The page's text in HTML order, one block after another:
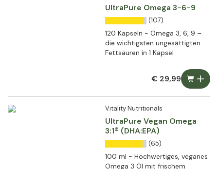
UltraPure Omega 3-6-9
(107)
120 Kapseln - Omega 3, 6, 9 –
die wichtigsten ungesättigten
Fettsäuren in 1 Kapsel
€ 29,99
Vitality Nutritionals
UltraPure Vegan Omega
3:1® (DHA:EPA)
(65)
100 ml - Hochwertiges, veganes
Omega 3 Öl mit frischem